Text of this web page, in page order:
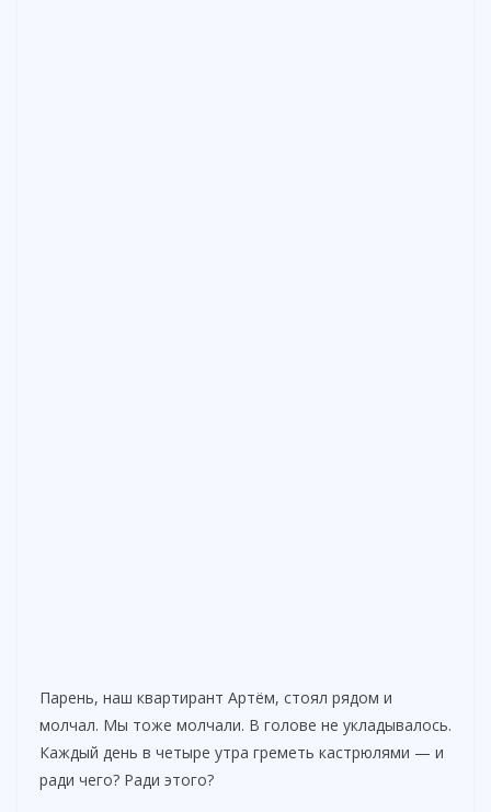
Парень, наш квартирант Артём, стоял рядом и
молчал. Мы тоже молчали. В голове не укладывалось.
Каждый день в четыре утра греметь кастрюлями — и
ради чего? Ради этого?